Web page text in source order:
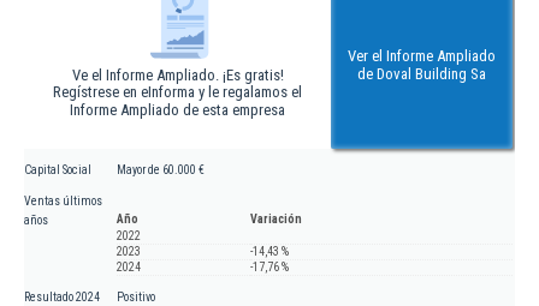
Ve el Informe Ampliado. ¡Es gratis!
Regístrese en eInforma y le regalamos el
Informe Ampliado de esta empresa
Ver el Informe Ampliado
de Doval Building Sa
Capital Social Mayor de 60.000 €
Ventas últimos
años
Año
Variación
2022
2023
-14,43 %
2024
-17,76 %
Resultado 2024 Positivo